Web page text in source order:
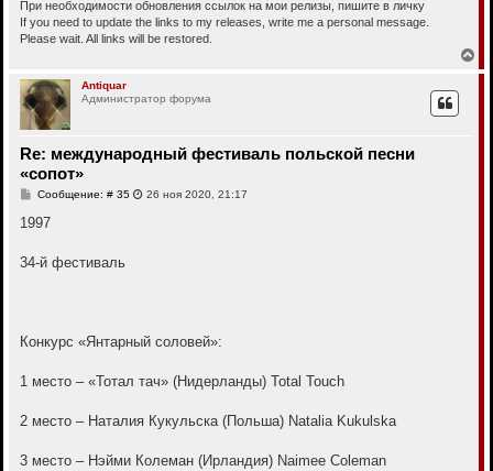
При необходимости обновления ссылок на мои релизы, пишите в личку
If you need to update the links to my releases, write me a personal message.
Please wait. All links will be restored.
е
Antiquar
Администратор форума
Re: международный фестиваль польской песни
«сопот»
Сообщение: # 35С 26 ноя 2020, 21:17
1997
34-й фестиваль
Конкурс «Янтарный соловей»:
1 место – «Тотал тач» (Нидерланды) Total Touch
2 место – Наталия Кукульска (Польша) Natalia Kukulska
3 место – Нэйми Колеман (Ирландия) Naimee Coleman